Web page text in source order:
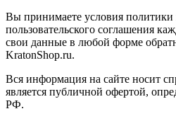
Вы принимаете условия
пользовательского соглашения
свои данные в любой форме
KratonShop.ru.
Вся информация на сайте носит
является публичной офертой,
РФ.